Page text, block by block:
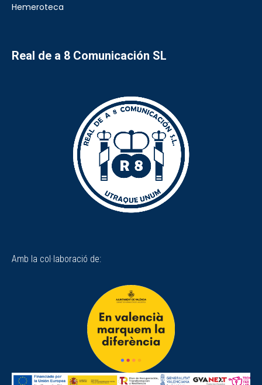
Hemeroteca
Real de a 8 Comunicación SL
Amb la col·laboració de: